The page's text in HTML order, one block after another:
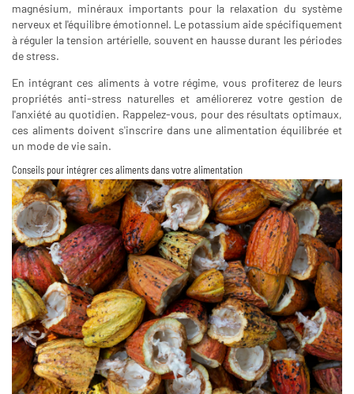
magnésium, minéraux importants pour la relaxation du système
nerveux et l'équilibre émotionnel. Le potassium aide spécifiquement
à réguler la tension artérielle, souvent en hausse durant les périodes
de stress.
En intégrant ces aliments à votre régime, vous profiterez de leurs
propriétés anti-stress naturelles et améliorerez votre gestion de
l'anxiété au quotidien. Rappelez-vous, pour des résultats optimaux,
ces aliments doivent s'inscrire dans une alimentation équilibrée et
un mode de vie sain.
Conseils pour intégrer ces aliments dans votre alimentation